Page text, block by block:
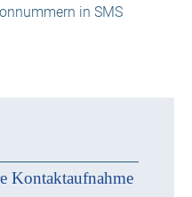
in SMS
Kontaktaufnahme